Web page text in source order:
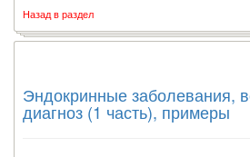
Назад в раздел
Эндокринные заболевания,
диагноз (1 часть), примеры